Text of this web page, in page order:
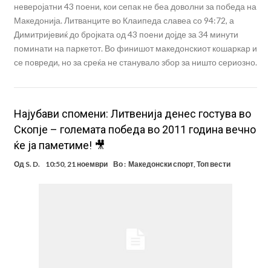
неверојатни 43 поени, кои сепак не беа доволни за победа на
Македонија. Литванците во Клаипеда славеа со 94:72, а
Димитријевиќ до бројката од 43 поени дојде за 34 минути
поминати на паркетот. Во финишот македонскиот кошаркар и
се повреди, но за среќа не станувало збор за ништо сериозно.
Најубави спомени: Литвенија денес гостува во
Скопје – големата победа во 2011 година вечно
ќе ја паметиме! 🎥
Од S. D. 10:50, 21 ноември Во : Македонски спорт,Топ вести